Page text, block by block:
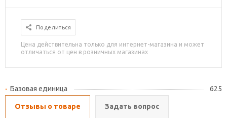
Поделиться
Цена действительна только для интернет-магазина и может
отличаться от цен в розничных магазинах
Базовая единица 625
Отзывы о товаре Задать вопрос